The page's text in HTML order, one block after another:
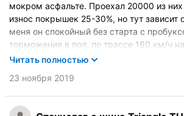
Управление на сухой дороге
Управление на мокрой дороге
Комфорт при движении
Курсовая устойчивость
Бесшумность в движении
мокром асфальте. Проехал 20000 из
износ покрышек 25-30%, но тут зависит
меня он спокойный без старта с
торможения в пол, по трассе 160 км/ч
ехать спокойно. Считаю за свой ценник
покрышки взять на лето, то купил бы не
Читать полностью
23 ноября 2019